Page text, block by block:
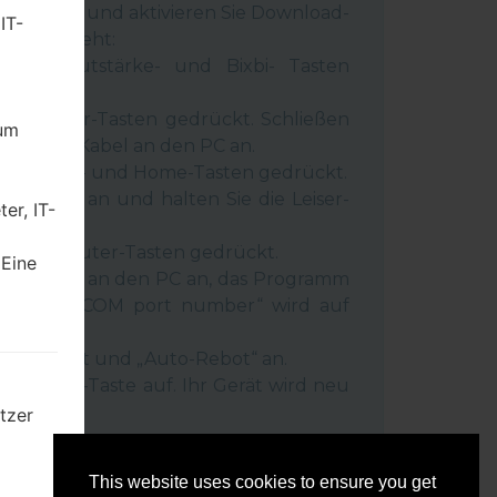
This website uses cookies to ensure you get
aus und aktivieren Sie Download-
wie es geht:
, Lautstärke- und Bixbi- Tasten
Leiser-Tasten gedrückt. Schließen
USB-Kabel an den PC an.
, Lauter- und Home-Tasten gedrückt.
Kabel an und halten Sie die Leiser-
und Lauter-Tasten gedrückt.
Telefon an den PC an, das Programm
und „COM port number“ wird auf
IT-